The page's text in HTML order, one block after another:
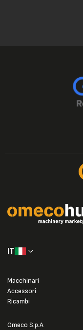
IT
Omeco S.p.A
Macchinari
Accessori
Ricambi